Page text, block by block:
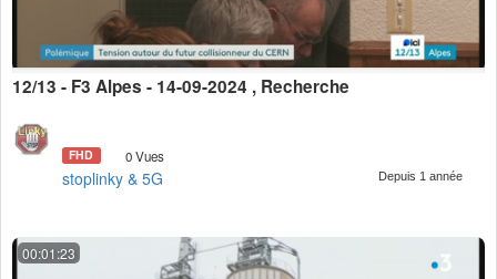
12/13 - F3 Alpes - 14-09-2024 , Recherche
FHD 0 Vues
stoplinky & 5G Depuis 1 année
00:01:23